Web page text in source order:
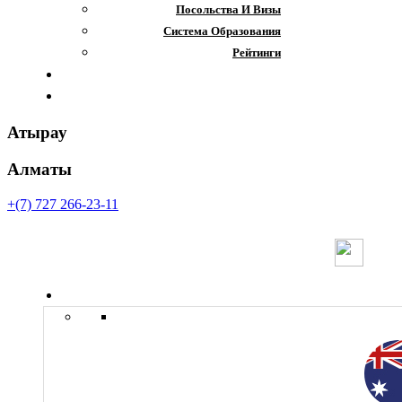
Посольства И Визы
Система Образования
Рейтинги
Атырау
Алматы
+(7) 727 266-23-11